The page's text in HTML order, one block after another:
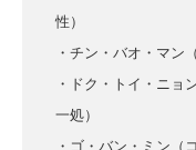
性）
・チン・バオ・マン
・ドク・トイ・ニョ
一処）
・ゴ・バン・ミン（